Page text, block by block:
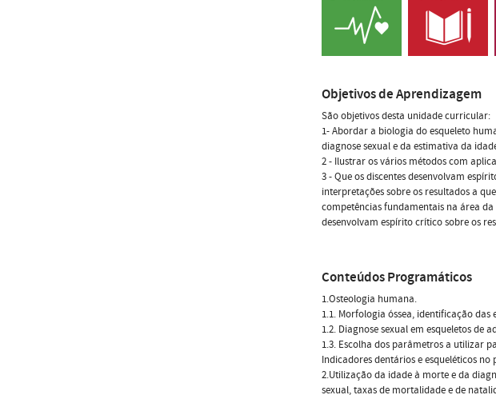
Objetivos de Aprendizagem
São objetivos desta unidade curricular:
1- Abordar a biologia do esqueleto
diagnose sexual e da estimativa da
2 - Ilustrar os vários métodos com
3 - Que os discentes desenvolvam
interpretações sobre os resultados a
competências fundamentais na área
desenvolvam espírito crítico sobre os
Conteúdos Programáticos
1.Osteologia humana.
1.1. Morfologia óssea, identificação
1.2. Diagnose sexual em esqueletos de
1.3. Escolha dos parâmetros a utilizar
Indicadores dentários e esqueléticos
2.Utilização da idade à morte e da
sexual, taxas de mortalidade e de